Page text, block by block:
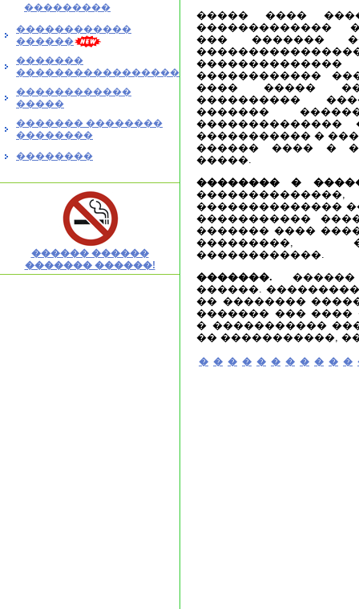
���������
������������
������
�������
�����������������
������������
�����
������� ��������
��������
��������
������ ������
������� ������!
����� ����
�������������
��� �������
������������
���� �����
����������
�������
��������������
����������� �
������ ���� �
�����.
�������� �
��������������
�����������
������� ����
���������,
������������.
�������.
������.
�� ��������
������� ��� ����
� �����������
�� �����������,
� � � � � � � � � � �